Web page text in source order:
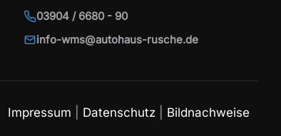
03904 / 6680 - 90
info-wms@autohaus-rusche.de
Impressum Datenschutz Bildnachweise